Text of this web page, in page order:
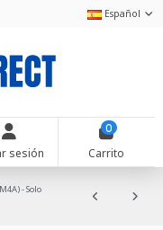
Español
sesión
0
Carrito
- Solo